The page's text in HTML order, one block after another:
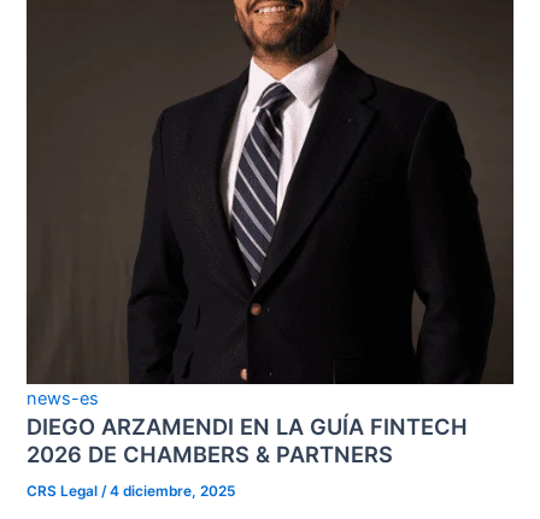
news-es
DIEGO ARZAMENDI EN LA GUÍA FINTECH
2026 DE CHAMBERS & PARTNERS
CRS Legal/4 diciembre, 2025